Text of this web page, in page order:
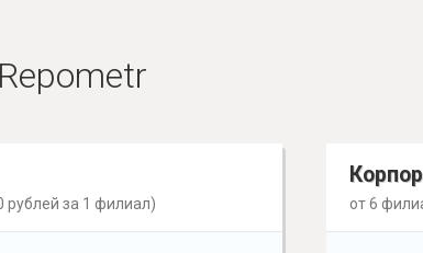
рублей за 1 филиал) от 6